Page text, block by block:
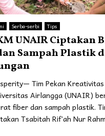
Serba-serbi Tips
UNAIR Ciptakan
Sampah Plastik
Tim Pekan
Airlangga (UNAIR)
fiber dan sampah plastik.
Tsabitah Rif’ah Nur